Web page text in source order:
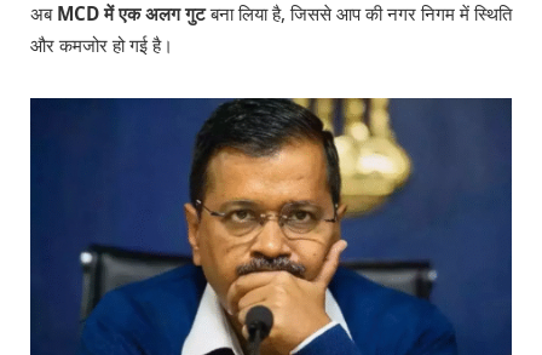
अबMCD में एक अलग गुटबना लिया है, जिससे आप की नगर निगम में स्थिति
और कमजोर हो गई है।